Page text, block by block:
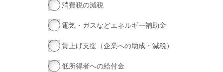
消費税の減税
電気・ガスなどエネルギー補助金
賃上げ支援（企業への助成・減税）
低所得者への給付金